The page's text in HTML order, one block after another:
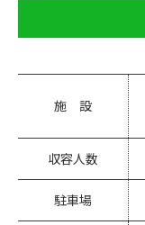
施 設
収容人数
駐車場